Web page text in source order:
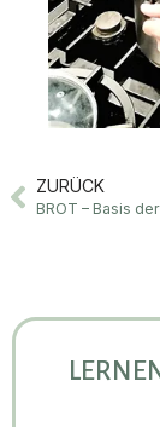
ZURÜCK